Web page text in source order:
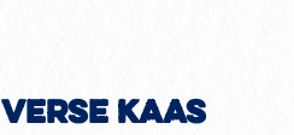
Verse Kaas